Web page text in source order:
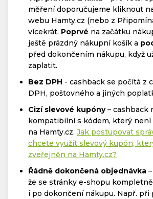
měření doporučujeme kliknout
webu Hamty.cz (nebo z
vícekrát. Poprvé na začátku
ještě prázdný nákupní košík a
před dokončením nákupu, když
zaplatit.
Bez DPH - cashback se počítá z
DPH, poštovného a jiných
Cizí slevové kupóny– cashback
kompatibilní s kódem, který není
na Hamty.cz. Jak postupovat
chcete využít slevový kupón,
zveřejněn na Hamty.cz?
Řádně dokončená objednávka
že se stránky e-shopu
i po dokončení nákupu. Např. při